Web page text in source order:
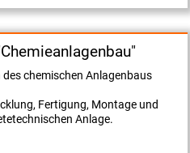
des chemischen Anlagenbaus
Fertigung, Montage und
Anlage.